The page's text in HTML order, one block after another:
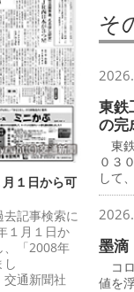
１日から可
記事検索に
１月１日か
、「2008年
し
聞社
そ
東
の完
東
０３
して
墨
コ
値を